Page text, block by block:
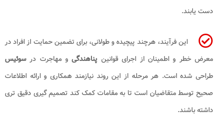
دست یابند.
این فرآیند، هرچند پیچیده و طولانی، برای تضمین حمایت از افراد در
معرض خطر و اطمینان از اجرای قوانین پناهندگیو مهاجرت در سوئیس
طراحی شده است. هر مرحله از این روند نیازمند همکاری و ارائه اطلاعات
صحیح توسط متقاضیان است تا به مقامات کمک کند تصمیم گیری دقیق تری
داشته باشند.